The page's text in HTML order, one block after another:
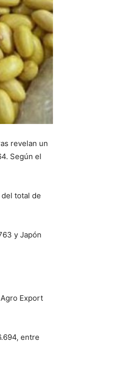
revelan un
Según el
total de
y Japón
Export
entre